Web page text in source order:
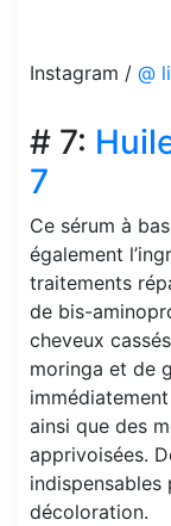
Instagram / @
# 7:
7
Ce sérum à
également
traitements
de bis-
cheveux
moringa et de
ainsi que des
apprivoisées.
indispensables
décoloration.